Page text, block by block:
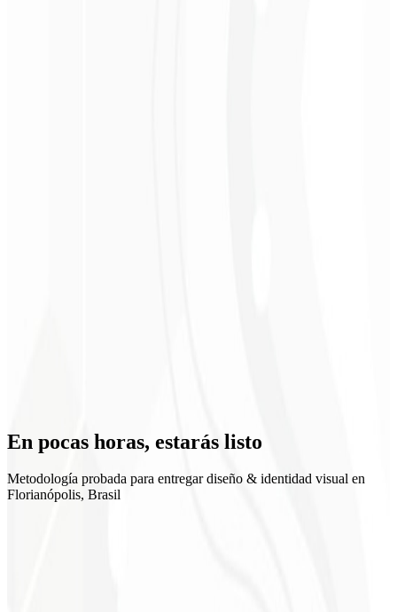
Posicionamiento claro
En pocas horas, estarás listo
Metodología probada para entregar diseño & identidad visual en
Florianópolis, Brasil